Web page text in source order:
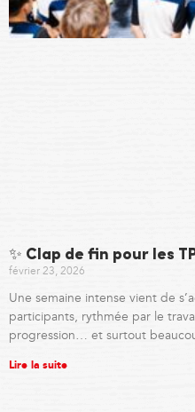
✨ Clap de fin pour les
février 23, 2026
Une semaine intense vient de
participants, rythmée par le
progression… et surtout
Lire la suite